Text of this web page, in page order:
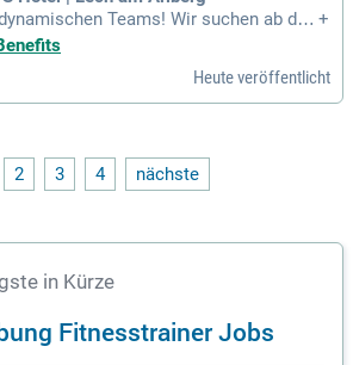
Teams! Wir suchen ab der
einen Fitnesstrainer (w/m/d) in Vol
Fitnessberatung. Jetzt bewerben!
+
Heute veröffentlicht
2 3 4 nächste
in Kürze
Fitnesstrainer Jobs